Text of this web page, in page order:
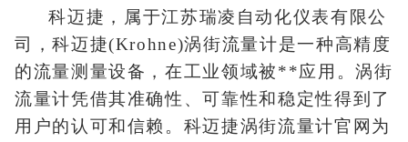
科迈捷，属于江苏瑞凌自动化仪表有限公
司，科迈捷(Krohne)涡街流量计是一种高精度
的流量测量设备，在工业领域被**应用。涡街
流量计凭借其准确性、可靠性和稳定性得到了
用户的认可和信赖。科迈捷涡街流量计官网为